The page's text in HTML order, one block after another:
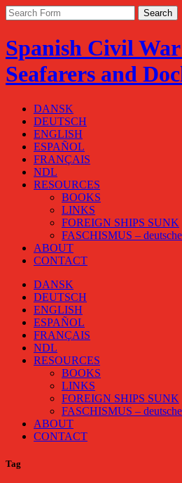
Spanish Civil
Seafarers and
DANSK
DEUTSCH
ENGLISH
ESPAÑOL
FRANÇAIS
NDL
RESOURCES
BOOKS
LINKS
FOREIGN SHIPS SUNK
FASCHISMUS –
ABOUT
CONTACT
DANSK
DEUTSCH
ENGLISH
ESPAÑOL
FRANÇAIS
NDL
RESOURCES
BOOKS
LINKS
FOREIGN SHIPS SUNK
FASCHISMUS –
ABOUT
CONTACT
Tag